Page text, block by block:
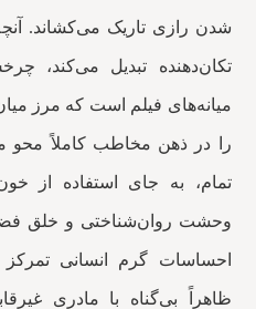
شدن رازی تاریک می‌کشاند.
تکان‌دهنده تبدیل می‌کند،
میانه‌های فیلم است که مرز
را در ذهن مخاطب کاملاً محو
تمام، به جای استفاده از
وحشت روان‌شناختی و خلق
احساسات گرم انسانی
ظاهراً بی‌گناه با مادری